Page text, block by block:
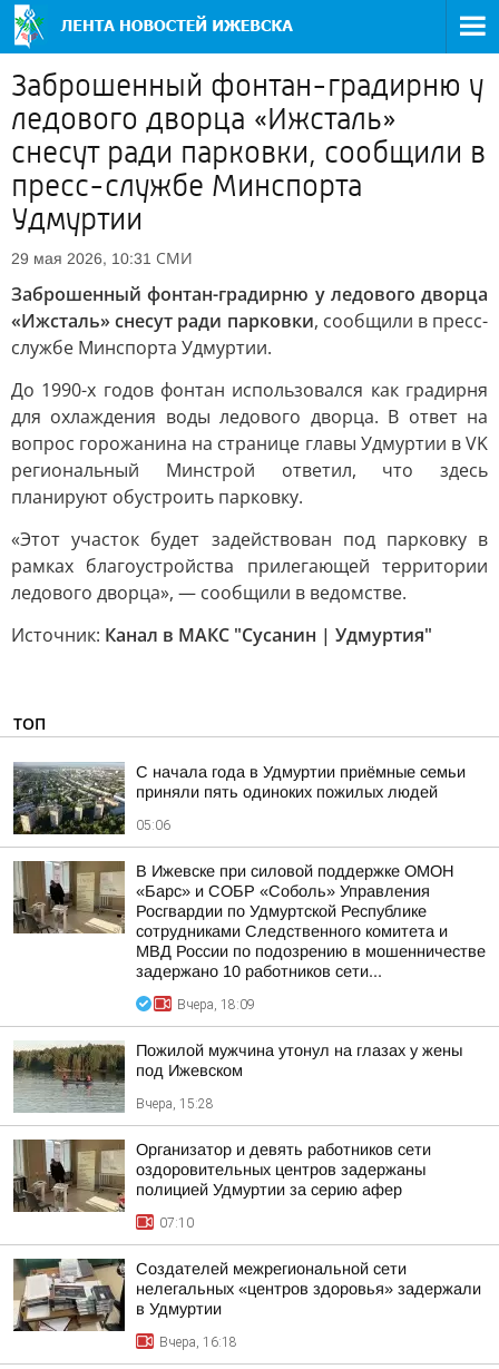
Заброшенный фонтан-градирню у
ледового дворца «Ижсталь»
снесут ради парковки, сообщили в
пресс-службе Минспорта
Удмуртии
29 мая 2026, 10:31 СМИ
Заброшенный фонтан-градирню у ледового дворца
«Ижсталь» снесут ради парковки, сообщили в пресс-
службе Минспорта Удмуртии.
До 1990-х годов фонтан использовался как градирня
для охлаждения воды ледового дворца. В ответ на
вопрос горожанина на странице главы Удмуртии в VK
региональный Минстрой ответил, что здесь
планируют обустроить парковку.
«Этот участок будет задействован под парковку в
рамках благоустройства прилегающей территории
ледового дворца», — сообщили в ведомстве.
Источник: Канал в МАКС "Сусанин | Удмуртия"
ТОП
С начала года в Удмуртии приёмные семьи
приняли пять одиноких пожилых людей
05:06
В Ижевске при силовой поддержке ОМОН
«Барс» и СОБР «Соболь» Управления
Росгвардии по Удмуртской Республике
сотрудниками Следственного комитета и
МВД России по подозрению в мошенничестве
задержано 10 работников сети...
Вчера, 18:09
Пожилой мужчина утонул на глазах у жены
под Ижевском
Вчера, 15:28
Организатор и девять работников сети
оздоровительных центров задержаны
полицией Удмуртии за серию афер
07:10
Создателей межрегиональной сети
нелегальных «центров здоровья» задержали
в Удмуртии
Вчера, 16:18